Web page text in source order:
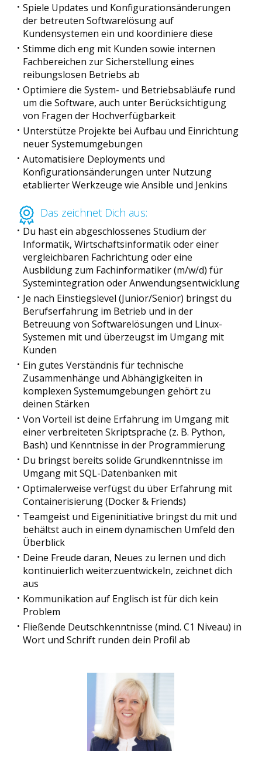
Spiele Updates und Konfigurationsänderungen
der betreuten Softwarelösung auf
Kundensystemen ein und koordiniere diese
Stimme dich eng mit Kunden sowie internen
Fachbereichen zur Sicherstellung eines
reibungslosen Betriebs ab
Optimiere die System- und Betriebsabläufe rund
um die Software, auch unter Berücksichtigung
von Fragen der Hochverfügbarkeit
Unterstütze Projekte bei Aufbau und Einrichtung
neuer Systemumgebungen
Automatisiere Deployments und
Konfigurationsänderungen unter Nutzung
etablierter Werkzeuge wie Ansible und Jenkins
Das zeichnet Dich aus:
Du hast ein abgeschlossenes Studium der
Informatik, Wirtschaftsinformatik oder einer
vergleichbaren Fachrichtung oder eine
Ausbildung zum Fachinformatiker (m/w/d) für
Systemintegration oder Anwendungsentwicklung
Je nach Einstiegslevel (Junior/Senior) bringst du
Berufserfahrung im Betrieb und in der
Betreuung von Softwarelösungen und Linux-
Systemen mit und überzeugst im Umgang mit
Kunden
Ein gutes Verständnis für technische
Zusammenhänge und Abhängigkeiten in
komplexen Systemumgebungen gehört zu
deinen Stärken
Von Vorteil ist deine Erfahrung im Umgang mit
einer verbreiteten Skriptsprache (z. B. Python,
Bash) und Kenntnisse in der Programmierung
Du bringst bereits solide Grundkenntnisse im
Umgang mit SQL-Datenbanken mit
Optimalerweise verfügst du über Erfahrung mit
Containerisierung (Docker & Friends)
Teamgeist und Eigeninitiative bringst du mit und
behältst auch in einem dynamischen Umfeld den
Überblick
Deine Freude daran, Neues zu lernen und dich
kontinuierlich weiterzuentwickeln, zeichnet dich
aus
Kommunikation auf Englisch ist für dich kein
Problem
Fließende Deutschkenntnisse (mind. C1 Niveau) in
Wort und Schrift runden dein Profil ab